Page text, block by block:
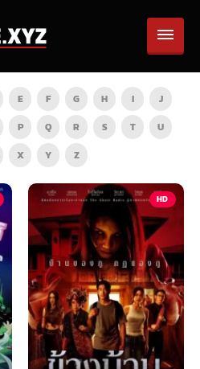
E F G H I
J
P Q R S T
U
X Y Z
HD TV